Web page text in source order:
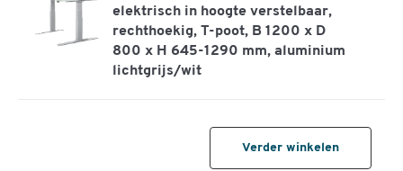
elektrisch in hoogte verstelbaar,
rechthoekig, T-poot, B 1200 x D
800 x H 645-1290 mm, aluminium
lichtgrijs/wit
Verder winkelen